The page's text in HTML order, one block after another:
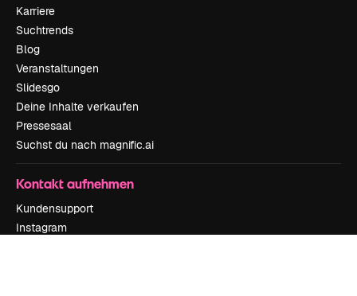
Karriere
Suchtrends
Blog
Veranstaltungen
Slidesgo
Deine Inhalte verkaufen
Pressesaal
Suchst du nach magnific.ai
Kontakt aufnehmen
Kundensupport
Instagram